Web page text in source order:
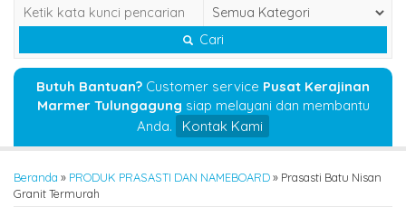
Cari
Butuh Bantuan? Customer service Pusat Kerajinan
Marmer Tulungagung siap melayani dan membantu
Anda.
Kontak Kami
Beranda » PRODUK PRASASTI DAN NAMEBOARD» Prasasti Batu Nisan
Granit Termurah